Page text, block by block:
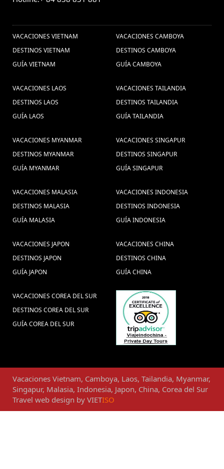
VACACIONES VIETNAM
DESTINOS VIETNAM
GUÍA VIETNAM
VACACIONES CAMBOYA
DESTINOS CAMBOYA
GUÍA CAMBOYA
VACACIONES LAOS
DESTINOS LAOS
GUÍA LAOS
VACACIONES TAILANDIA
DESTINOS TAILANDIA
GUÍA TAILANDIA
VACACIONES MYANMAR
DESTINOS MYANMAR
GUÍA MYANMAR
VACACIONES SINGAPUR
DESTINOS SINGAPUR
GUÍA SINGAPUR
VACACIONES MALASIA
DESTINOS MALASIA
GUÍA MALASIA
VACACIONES INDONESIA
DESTINOS INDONESIA
GUÍA INDONESIA
VACACIONES JAPON
DESTINOS JAPON
GUÍA JAPON
VACACIONES CHINA
DESTINOS CHINA
GUÍA CHINA
VACACIONES COREA DEL SUR
DESTINOS COREA DEL SUR
GUÍA COREA DEL SUR
Vacaciones Vietnam, Camboya, Laos, Tailandia, Myanmar,
Singapur, Malasia, Indonesia, Japon, China, Corea del Sur
Travel web design by VIETISO